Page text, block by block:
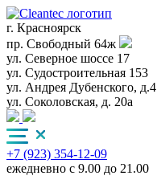
г. Красноярск
пр. Свободный 64ж
ул. Северное шоссе 17
ул. Судостроительная 153
ул. Андрея Дубенского, д.4
ул. Соколовская, д. 20а
+7 (923) 354-12-09
ежедневно с 9.00 до 21.00